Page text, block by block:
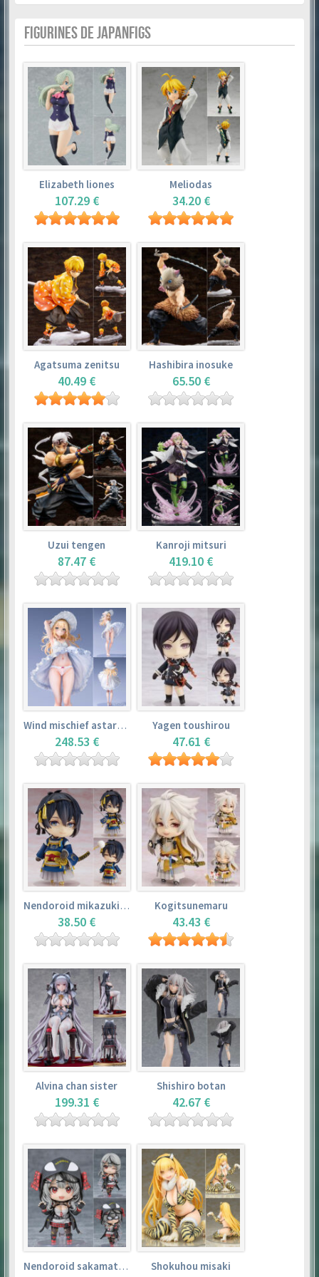
FIGURINES DE JAPANFIGS
Elizabeth liones
107.29 €
Meliodas
34.20 €
Agatsuma zenitsu
40.49 €
Hashibira inosuke
65.50 €
Uzui tengen
87.47 €
Kanroji mitsuri
419.10 €
Wind mischief astarotte
248.53 €
Yagen toushirou
47.61 €
Nendoroid mikazuki munechika
38.50 €
Kogitsunemaru
43.43 €
Alvina chan sister
199.31 €
Shishiro botan
42.67 €
Nendoroid sakamata chloe Shokuhou misaki